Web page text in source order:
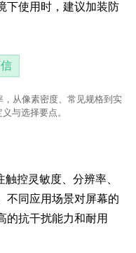
下使用时，建议加装防
从像素密度、常见规格到实
与选择要点。
触控灵敏度、分辨率、
不同应用场景对屏幕的
的抗干扰能力和耐用